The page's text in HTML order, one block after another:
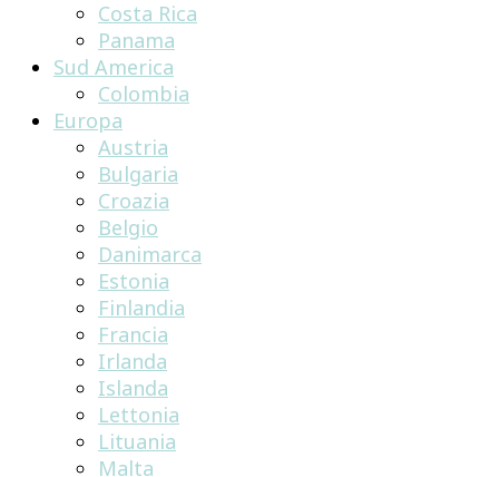
Costa Rica
Panama
Sud America
Colombia
Europa
Austria
Bulgaria
Croazia
Belgio
Danimarca
Estonia
Finlandia
Francia
Irlanda
Islanda
Lettonia
Lituania
Malta